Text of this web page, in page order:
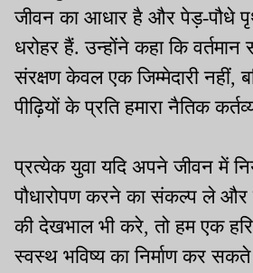
जीवन का आधार है और पेड़-पौधे
धरोहर हैं. उन्होंने कहा कि वर्तमान
संरक्षण केवल एक जिम्मेदारी नहीं,
पीढ़ियों के प्रति हमारा नैतिक
प्रत्येक युवा यदि अपने जीवन में
पौधारोपण करने का संकल्प ले और
की देखभाल भी करे, तो हम एक
स्वस्थ भविष्य का निर्माण कर